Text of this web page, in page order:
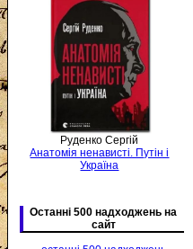
Руденко Сергій
Анатомія ненависті. Путін і
Україна
Останні 500 надходжень на
сайт